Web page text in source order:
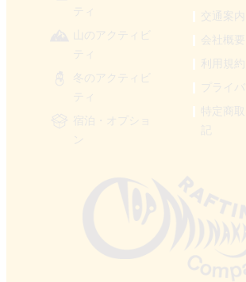
ティ
山のアクティビ
ティ
冬のアクティビ
ティ
宿泊・オプショ
ン
交通案内
会社概要
利用規約
プライ
特定商